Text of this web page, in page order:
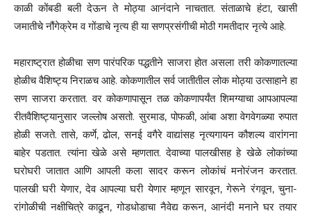
काळी कोंबडी बली देऊन ते मोठ्या आनंदाने नाचतात. संताळाचे हंटा, खासी
जमातीचे नौंगेक्रेम व गोंडाचे नृत्य ही या सणप्रसंगीची मोठी गमतीदार नृत्ये आहे.
महाराष्ट्रात होळीचा सण पारंपरिक पद्धतीने साजरा होत असला तरी कोकणातल्या
होळीच वैशिष्ट्य निराळच आहे. कोकणातील सर्व जातीतील लोक मोठ्या उत्साहाने हा
सण साजरा करतात. वर कोकणापासून तळ कोकणापर्यंत शिमग्याचा आपआपल्या
रीतवैशिष्ट्यानुसार जल्लोष असतो. सुरमाड, पोफळी, आंबा अशा वेगवेगळ्या रुपात
होळी सजते. तासे, कर्णे, ढोल, सनई वगैरे वाद्यांसह नृत्यगायन कौशल्य वारांगना
बाहेर पडतात. त्यांना खेळे असे म्हणतात. देवाच्या पालखीसह हे खेळे लोकांच्या
घरोघरी जातात आणि आपली कला सादर करून लोकांचं मनोरंजन करतात.
पालखी घरी येणार, देव आपल्या घरी येणार म्हणून सारवून, गेरूने रंगवून, चुना-
रांगोळीची नक्षीचित्रे काढून, गोडधोडाचा नैवेद्य करून, आनंदी मनाने घर तयार